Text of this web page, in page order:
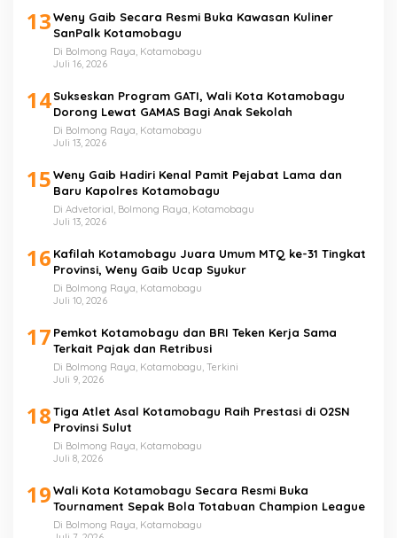
13Weny Gaib Secara Resmi Buka Kawasan Kuliner
SanPalk Kotamobagu
Di Bolmong Raya, Kotamobagu
Juli 16, 2026
14Sukseskan Program GATI, Wali Kota Kotamobagu
Dorong Lewat GAMAS Bagi Anak Sekolah
Di Bolmong Raya, Kotamobagu
Juli 13, 2026
15Weny Gaib Hadiri Kenal Pamit Pejabat Lama dan
Baru Kapolres Kotamobagu
Di Advetorial, Bolmong Raya, Kotamobagu
Juli 13, 2026
16 Kafilah Kotamobagu Juara Umum MTQ ke-31 Tingkat
Provinsi, Weny Gaib Ucap Syukur
Di Bolmong Raya, Kotamobagu
Juli 10, 2026
17 Pemkot Kotamobagu dan BRI Teken Kerja Sama
Terkait Pajak dan Retribusi
Di Bolmong Raya, Kotamobagu, Terkini
Juli 9, 2026
18Tiga Atlet Asal Kotamobagu Raih Prestasi di O2SN
Provinsi Sulut
Di Bolmong Raya, Kotamobagu
Juli 8, 2026
19Wali Kota Kotamobagu Secara Resmi Buka
Tournament Sepak Bola Totabuan Champion League
Di Bolmong Raya, Kotamobagu